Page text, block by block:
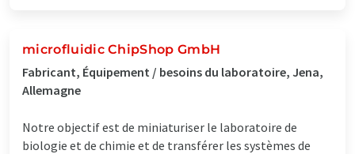
microfluidic ChipShop GmbH
Fabricant, Équipement / besoins du laboratoire, Jena,
Allemagne
Notre objectif est de miniaturiser le laboratoire de
biologie et de chimie et de transférer les systèmes de